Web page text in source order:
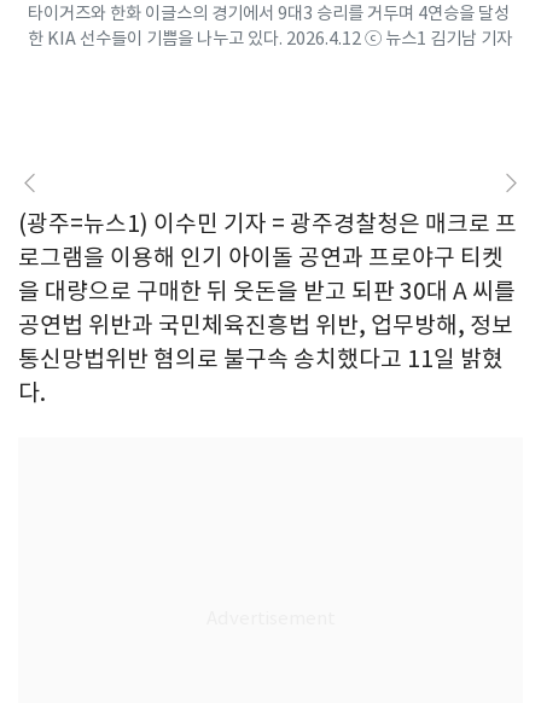
타이거즈와 한화 이글스의 경기에서 9대3 승리를 거두며 4연승을 달성
한 KIA 선수들이 기쁨을 나누고 있다. 2026.4.12 ⓒ 뉴스1 김기남 기자
(광주=뉴스1) 이수민 기자 = 광주경찰청은 매크로 프
로그램을 이용해 인기 아이돌 공연과 프로야구 티켓
을 대량으로 구매한 뒤 웃돈을 받고 되판 30대 A 씨를
공연법 위반과 국민체육진흥법 위반, 업무방해, 정보
통신망법위반 혐의로 불구속 송치했다고 11일 밝혔
다.